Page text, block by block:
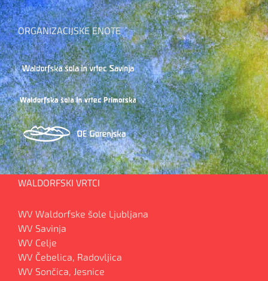
ORGANIZACIJSKE ENOTE
WALDORFSKI VRTCI
WV Waldorfske šole Ljubljana
WV Savinja
WV Celje
WV Čebelica, Radovljica
WV Sončica, Jesnice